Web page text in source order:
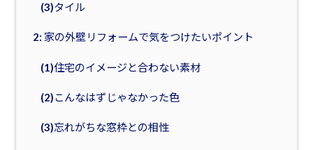
(3)タイル
2: 家の外壁リフォームで気をつけたいポイント
(1)住宅のイメージと合わない素材
(2)こんなはずじゃなかった色
(3)忘れがちな窓枠との相性